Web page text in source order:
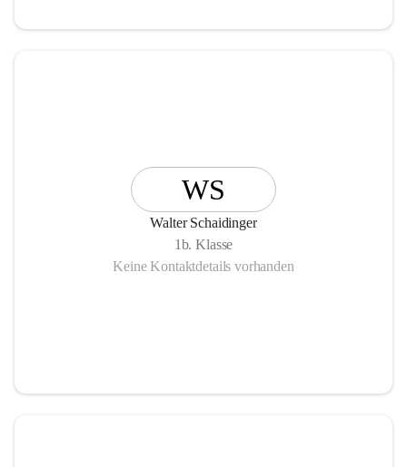
WS
Walter Schaidinger
1b. Klasse
Keine Kontaktdetails vorhanden